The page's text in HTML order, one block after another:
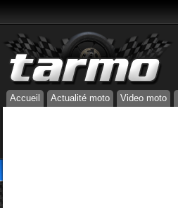
Accueil Actualité moto Video moto